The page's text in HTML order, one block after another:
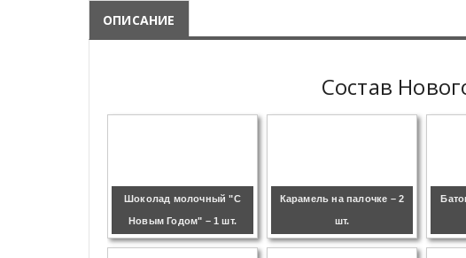
ОПИСАНИЕ
Состав
Шоколад молочный "С
Новым Годом" – 1 шт.
Карамель на палочке – 2
шт.